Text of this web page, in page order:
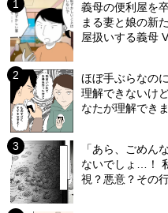
義母の便利屋を
まる妻と娘の新
屋扱いする義母
ほぼ手ぶらなの
理解できないけ
なたが理解でき
「あら、ごめん
ないでしょ…！
視？悪意？その